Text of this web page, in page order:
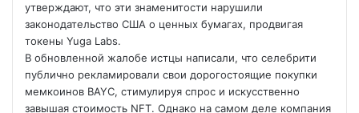
утверждают, что эти знаменитости нарушили
законодательство США о ценных бумагах, продвигая
токены Yuga Labs.
В обновленной жалобе истцы написали, что селебрити
публично рекламировали свои дорогостоящие покупки
мемкоинов BAYC, стимулируя спрос и искусственно
завышая стоимость NFT. Однако на самом деле компания